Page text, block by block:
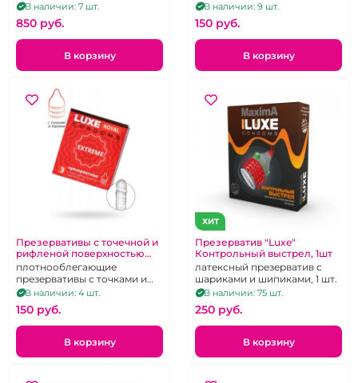
В наличии: 7 шт.
850 pуб.
В корзину
В наличии: 9 шт.
150 pуб.
В корзину
Презервативы с точечной и
рифленой поверхностью
"Luxe" Royal Extreme 3 шт
плотнооблегающие
презервативы с точками и
ребрами
В наличии: 4 шт.
150 pуб.
В корзину
ХИТ
Презерватив "Luxe"
Контрольный выстрел, 1шт
латексный презерватив с
шариками и шипиками, 1 шт.
В наличии: 75 шт.
250 pуб.
В корзину